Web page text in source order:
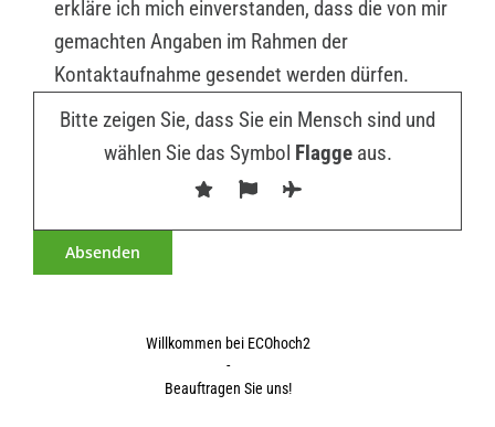
erkläre ich mich einverstanden, dass die von mir
gemachten Angaben im Rahmen der
Kontaktaufnahme gesendet werden dürfen.
Bitte zeigen Sie, dass Sie ein Mensch sind und
wählen Sie das Symbol Flaggeaus.
Willkommen bei ECOhoch2
-
Beauftragen Sie uns!